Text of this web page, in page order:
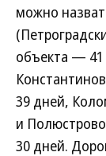
можно
объекта — 41
39 дней,
и
30 дней.